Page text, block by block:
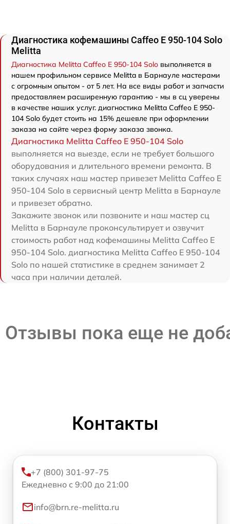
Диагностика кофемашины Caffeo E 950-104 Solo
Melitta
Диагностика Melitta Caffeo E 950-104 Solo выполняется в
нашем профильном сервисе Melitta в Барнауле мастерами
с огромным опытом - от 5 лет. На все виды работ и запчасти
предоставляем расширенную гарантию - мы в сц уверены
в качестве наших услуг. диагностика Melitta Caffeo E 950-
104 Solo будет стоить на 15% дешевле при оформлении
заказа на сайте через форму заказа звонка.
Диагностика Melitta Caffeo E 950-104 Solo
выполняется на выезде, если не требует большого
оборудования и длительного времени ремонта. В
таких случаях наш мастер привезет Melitta Caffeo E
950-104 Solo в сервисный центр Melitta в Барнауле
и привезет обратно.
Закажите звонок или позвоните и наш мастер сц
Melitta в Барнауле проконсультирует и озвучит
стоимость работ над кофемашины Melitta Caffeo E
950-104 Solo. диагностика Melitta Caffeo E 950-104
Solo по нашей статистике в среднем занимает 2
часа при наличии деталей.
Отзывы пока еще не
Контакты
+7 (800) 301-97-75
Ежедневно с 9:00 до 21:00
info@brn.re-melitta.ru